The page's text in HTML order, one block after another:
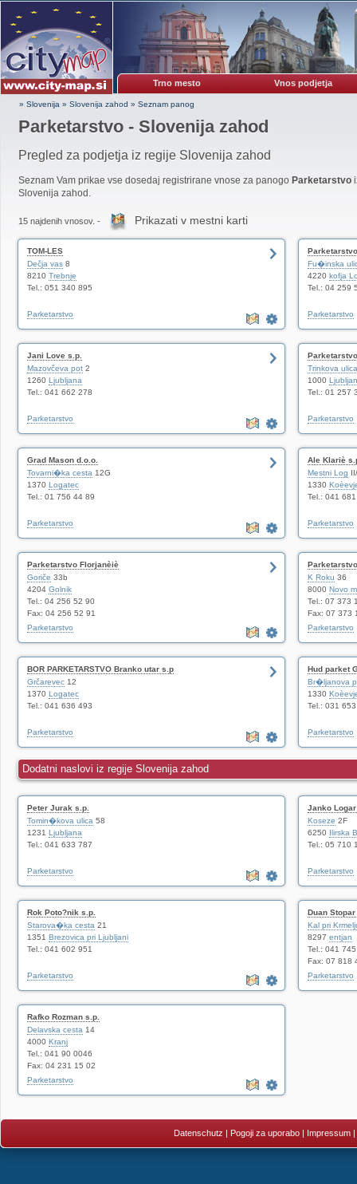
Trno mesto Vnos podjetja
» Slovenija » Slovenija zahod » Seznam panog
Parketarstvo - Slovenija zahod
Pregled za podjetja iz regije Slovenija zahod
Seznam Vam prikae vse dosedaj registrirane vnose za panogo Parketarstvo
Slovenija zahod.
15 najdenih vnosov. - Prikazati v mestni karti
TOM-LES
Dečja vas 8
8210 Trebnje
Tel.: 051 340 895
Parketarstvo
Fu�inska
4220 kofja
Tel.: 04 259
Parketarstvo
Jani Love s.p.
Mazovčeva pot 2
1260 Ljubljana
Tel.: 041 662 278
Parketarstvo
Trinkova ulica
1000
Tel.: 01 257
Parketarstvo
Grad Mason d.o.o.
Tovarni�ka cesta 12G
1370 Logatec
Tel.: 01 756 44 89
Parketarstvo
Ale Klariè
Mestni Log
1330
Tel.: 041
Parketarstvo
Parketarstvo Florjanèiè
Goriče 33b
4204 Golnik
Tel.: 04 256 52 90
Fax: 04 256 52 91
Parketarstvo
K Roku 36
8000 Novo
Tel.: 07 373
Fax: 07 373
Parketarstvo
BOR PARKETARSTVO Branko utar s.p
Grčarevec 12
1370 Logatec
Tel.: 041 636 493
Parketarstvo
Hud parket
Br�ljanova
1330
Tel.: 031
Parketarstvo
Dodatni naslovi iz regije Slovenija zahod
Peter Jurak s.p.
Tomin�kova ulica 58
1231 Ljubljana
Tel.: 041 633 787
Parketarstvo
Janko
Koseze 2F
6250 Ilirska
Tel.: 05 710
Parketarstvo
Rok Poto?nik s.p.
Starova�ka cesta 21
1351 Brezovica pri Ljubljani
Tel.: 041 602 951
Parketarstvo
Duan
Kal pri
8297 entjan
Tel.: 041
Fax: 07 818
Parketarstvo
Rafko Rozman s.p.
Delavska cesta 14
4000 Kranj
Tel.: 041 90 0046
Fax: 04 231 15 02
Parketarstvo
Datenschutz | Pogoji za uporabo| Impressum|